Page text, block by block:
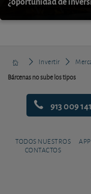
Invertir
Bárcenas no sube los tipos
913 009 141
TODOS NUESTROS
CONTACTOS